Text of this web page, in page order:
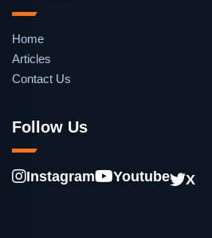
Home
Articles
Contact Us
Follow Us
Instagram Youtube X